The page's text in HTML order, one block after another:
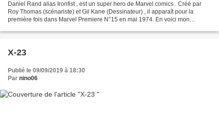
Daniel Rand alias Ironfist , est un super hero de Marvel comics . Créé par
Roy Thomas (scénariste) et Gil Kane (Dessinateur) , il apparaît pour la
première fois dans Marvel Premiere N°15 en mai 1974. En voici mon
X-23
Publié le 09/09/2019 à 18:30
Par nino06